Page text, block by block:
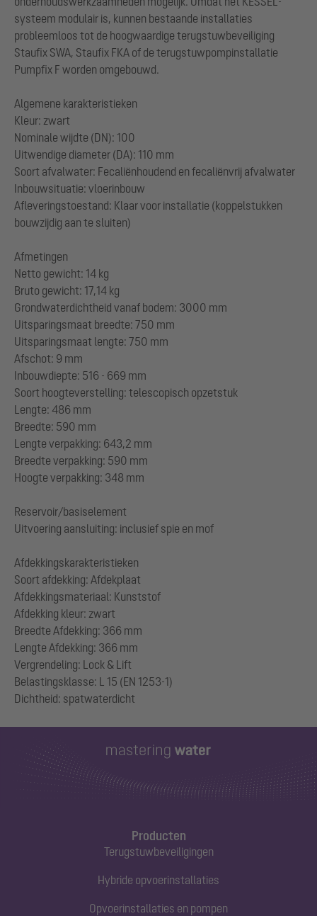
systeem modulair is, kunnen bestaande installaties
probleemloos tot de hoogwaardige terugstuwbeveiliging
Staufix SWA, Staufix FKA of de terugstuwpompinstallatie
Pumpfix F worden omgebouwd.
Algemene karakteristieken
Kleur: zwart
Nominale wijdte (DN): 100
Uitwendige diameter (DA): 110 mm
Soort afvalwater: Fecaliënhoudend en fecaliënvrij afvalwater
Inbouwsituatie: vloerinbouw
Afleveringstoestand: Klaar voor installatie (koppelstukken
bouwzijdig aan te sluiten)
Afmetingen
Netto gewicht: 14 kg
Bruto gewicht: 17,14 kg
Grondwaterdichtheid vanaf bodem: 3000 mm
Uitsparingsmaat breedte: 750 mm
Uitsparingsmaat lengte: 750 mm
Afschot: 9 mm
Inbouwdiepte: 516 - 669 mm
Soort hoogteverstelling: telescopisch opzetstuk
Lengte: 486 mm
Breedte: 590 mm
Lengte verpakking: 643,2 mm
Breedte verpakking: 590 mm
Hoogte verpakking: 348 mm
Reservoir/basiselement
Uitvoering aansluiting: inclusief spie en mof
Afdekkingskarakteristieken
Soort afdekking: Afdekplaat
Afdekkingsmateriaal: Kunststof
Afdekking kleur: zwart
Breedte Afdekking: 366 mm
Lengte Afdekking: 366 mm
Vergrendeling: Lock & Lift
Belastingsklasse: L 15 (EN 1253-1)
Producten
Terugstuwbeveiligingen
Hybride opvoerinstallaties
Opvoerinstallaties en pompen